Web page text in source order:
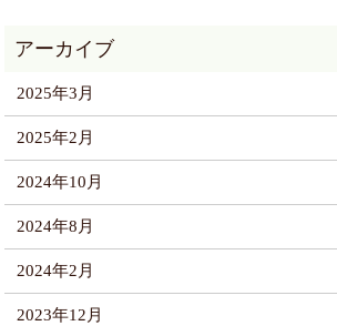
2025年3月
2025年2月
2024年10月
2024年8月
2024年2月
2023年12月